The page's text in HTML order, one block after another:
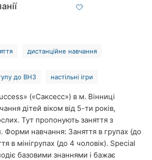
дистанційне навчання
до ВНЗ настільні ігри
(«Саксесс») в м. Вінниці
дітей віком від 5-ти років,
Тут пропонують заняття з
Форми навчання: Заняття в групах (до
в мінігрупах (до 4 чоловік). Special
базовими знаннями і бажає